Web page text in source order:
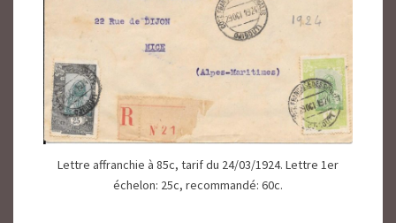
Lettre affranchie à 85c, tarif du 24/03/1924. Lettre 1er
échelon: 25c, recommandé: 60c.